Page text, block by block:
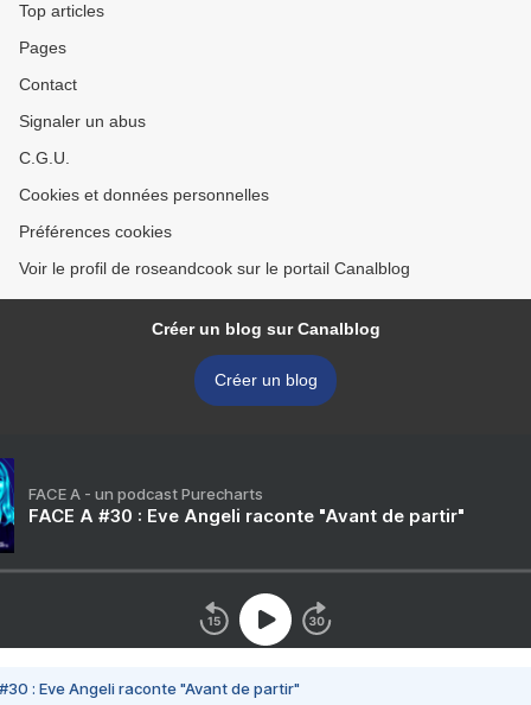
Top articles
Pages
Contact
Signaler un abus
C.G.U.
Cookies et données personnelles
Préférences cookies
Voir le profil de roseandcook sur le portail Canalblog
Créer un blog sur Canalblog
Créer un blog
FACE A - un podcast Purecharts
FACE A #30 : Eve Angeli raconte "Avant de partir"
#30 : Eve Angeli raconte "Avant de partir"